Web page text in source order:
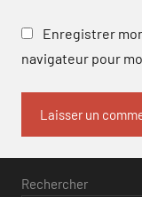
Enregistrer
navigateur pour
Rechercher